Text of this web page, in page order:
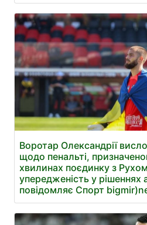
Воротар Олександрії
щодо пенальті,
хвилинах поєдинку з
упередженість у рішеннях
повідомляє Спорт